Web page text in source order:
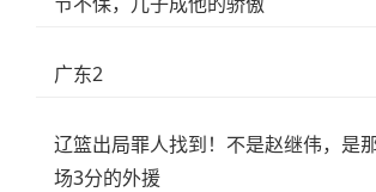
广东2
辽篮出局罪人找到！不是赵继伟，是
场3分的外援